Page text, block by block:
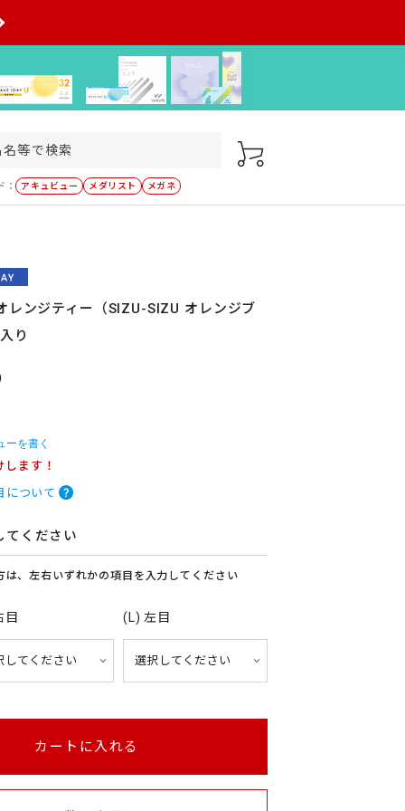
： アキュビュー メダリスト メガネ
レンジティー（SIZU-SIZU オレンジブ
り
ーを書く
ます！
について
てください
は、左右いずれかの項目を入力してください
目 (L) 左目
カートに入れる